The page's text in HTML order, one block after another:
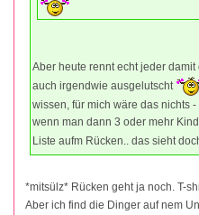
Aber heute rennt echt jeder
auch irgendwie ausgelutscht
wissen, für mich wäre das nichts
wenn man dann 3 oder mehr
Liste aufm Rücken.. das sieht
*mitsülz* Rücken geht ja noch. T-
Aber ich find die Dinger auf nem